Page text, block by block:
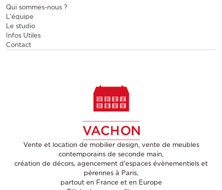
Qui sommes-nous ?
L'équipe
Le studio
Infos Utiles
Contact
Vente et location de mobilier design, vente de meubles
contemporains de seconde main,
création de décors, agencement d'espaces évènementiels et
pérennes à Paris,
partout en France et en Europe